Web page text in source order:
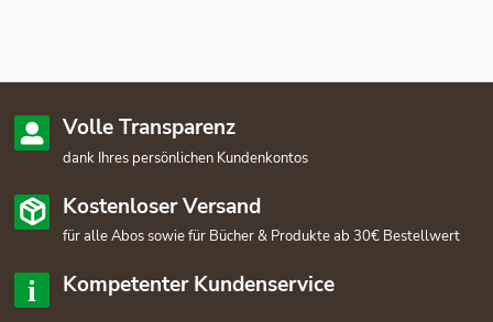
Volle Transparenz
dank Ihres persönlichen Kundenkontos
Kostenloser Versand
für alle Abos sowie für Bücher & Produkte ab 30€ Bestellwert
Kompetenter Kundenservice